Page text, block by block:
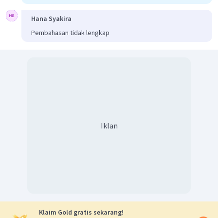
Hana Syakira
Pembahasan tidak lengkap
Iklan
Klaim Gold gratis sekarang!